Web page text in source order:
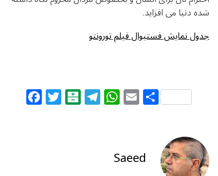
شده دنیا می افزاید.
جدول نمایش فستیوال فیلم تورونتو
F
a T
w B
al T
el
ra
W
h
A
E
m S
h
e
Saeed